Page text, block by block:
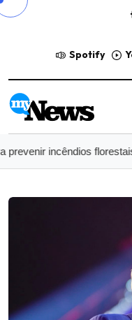
Spotify
incêndios florestais e